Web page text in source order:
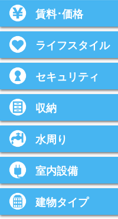
賃料･価格
ライフスタイル
セキュリティ
収納
水周り
室内設備
建物タイプ